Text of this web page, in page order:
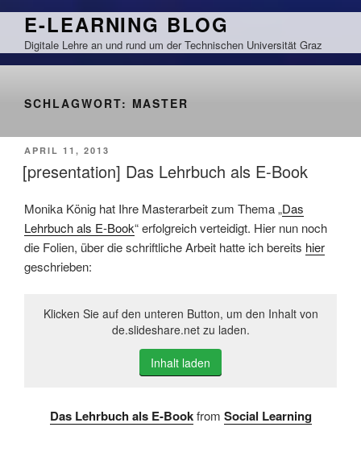
Zum
springen
E-LEARNING BLOG
Digitale Lehre an und rund um der Technischen Universität Graz
SCHLAGWORT: MASTER
VERÖFFENTLICHT
AM
APRIL 11, 2013
[presentation] Das Lehrbuch als E-Book
Monika König hat Ihre Masterarbeit zum Thema „Das
Lehrbuch als E-Book“ erfolgreich verteidigt. Hier nun noch
die Folien, über die schriftliche Arbeit hatte ich bereits hier
geschrieben:
Klicken Sie auf den unteren Button, um den Inhalt von
de.slideshare.net zu laden.
Inhalt laden
Das Lehrbuch als E-Book from Social Learning